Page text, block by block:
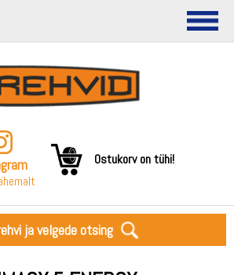
Ostukorv on tühi!
ja velgede otsing